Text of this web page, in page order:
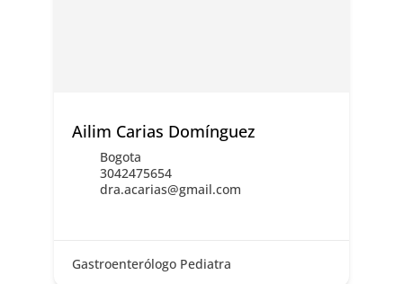
Ailim Carias Domínguez
Bogota
3042475654
dra.acarias@gmail.com
Gastroenterólogo Pediatra